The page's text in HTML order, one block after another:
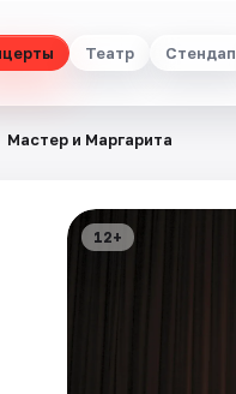
Театр Стендап
Мастер и Маргарита
12+